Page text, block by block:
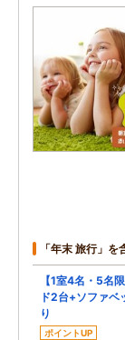
「年末 旅行」
【1室4名・5名
ド2台+ソファ
り
ポイントUP